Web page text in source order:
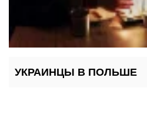
УКРАИНЦЫ В ПОЛЬШЕ